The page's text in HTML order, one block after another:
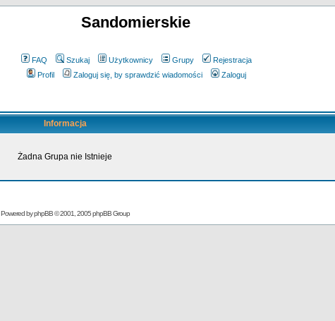
Sandomierskie
FAQ Szukaj Użytkownicy Grupy
Rejestracja
Profil
Zaloguj się, by sprawdzić wiadomości Zaloguj
Informacja
Żadna Grupa nie Istnieje
Powered byphpBB© 2001, 2005 phpBB Group